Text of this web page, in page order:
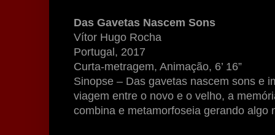
Das Gavetas Nascem Sons
Vítor Hugo Rocha
Portugal, 2017
Curta-metragem, Animação, 6’ 16”
Sinopse – Das gavetas nascem sons e
viagem entre o novo e o velho, a
combina e metamorfoseia gerando algo